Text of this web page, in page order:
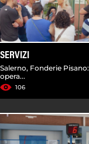
SERVIZI
Salerno, Fonderie Pisano:
opera...
106